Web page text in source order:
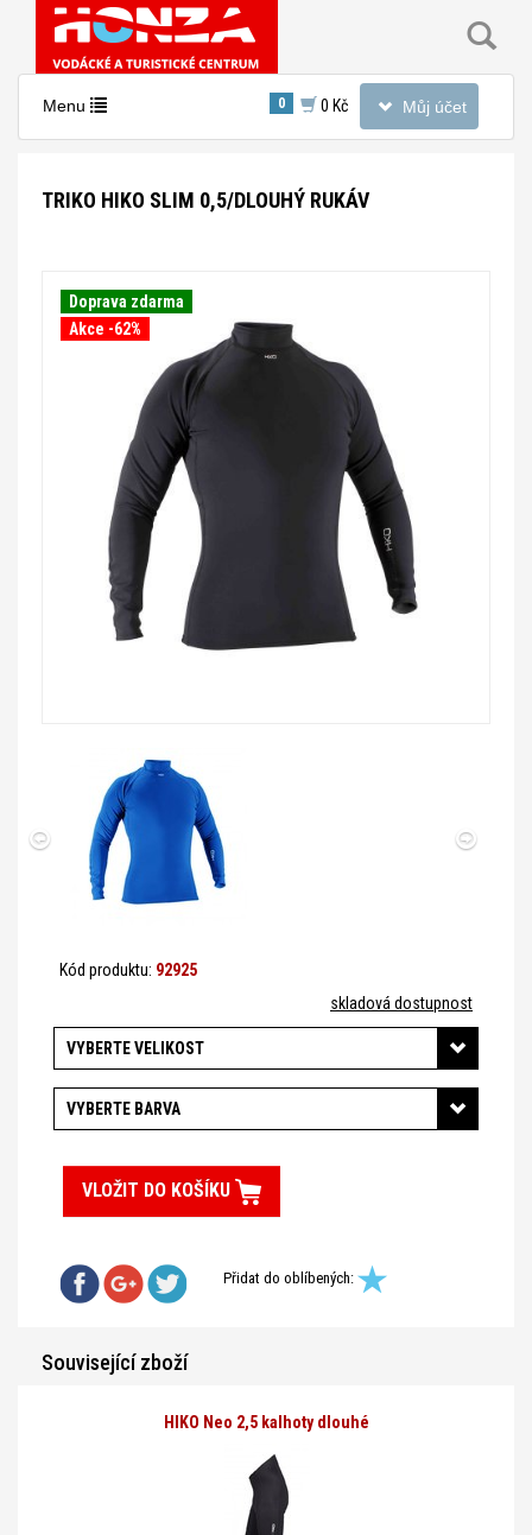
Toggle
navigation
Můj účet
Toggle
Menu 0 0 Kč
TRIKO HIKO SLIM 0,5/DLOUHÝ RUKÁV
Doprava zdarma
Akce -62%
Kód produktu: 92925
skladová dostupnost
VYBERTE VELIKOST
VYBERTE BARVA
VLOŽIT DO KOŠÍKU
Přidat do oblíbených:
Související zboží
HIKO Neo 2,5 kalhoty dlouhé